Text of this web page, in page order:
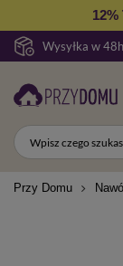
Wysyłka w 48h
Przy Domu